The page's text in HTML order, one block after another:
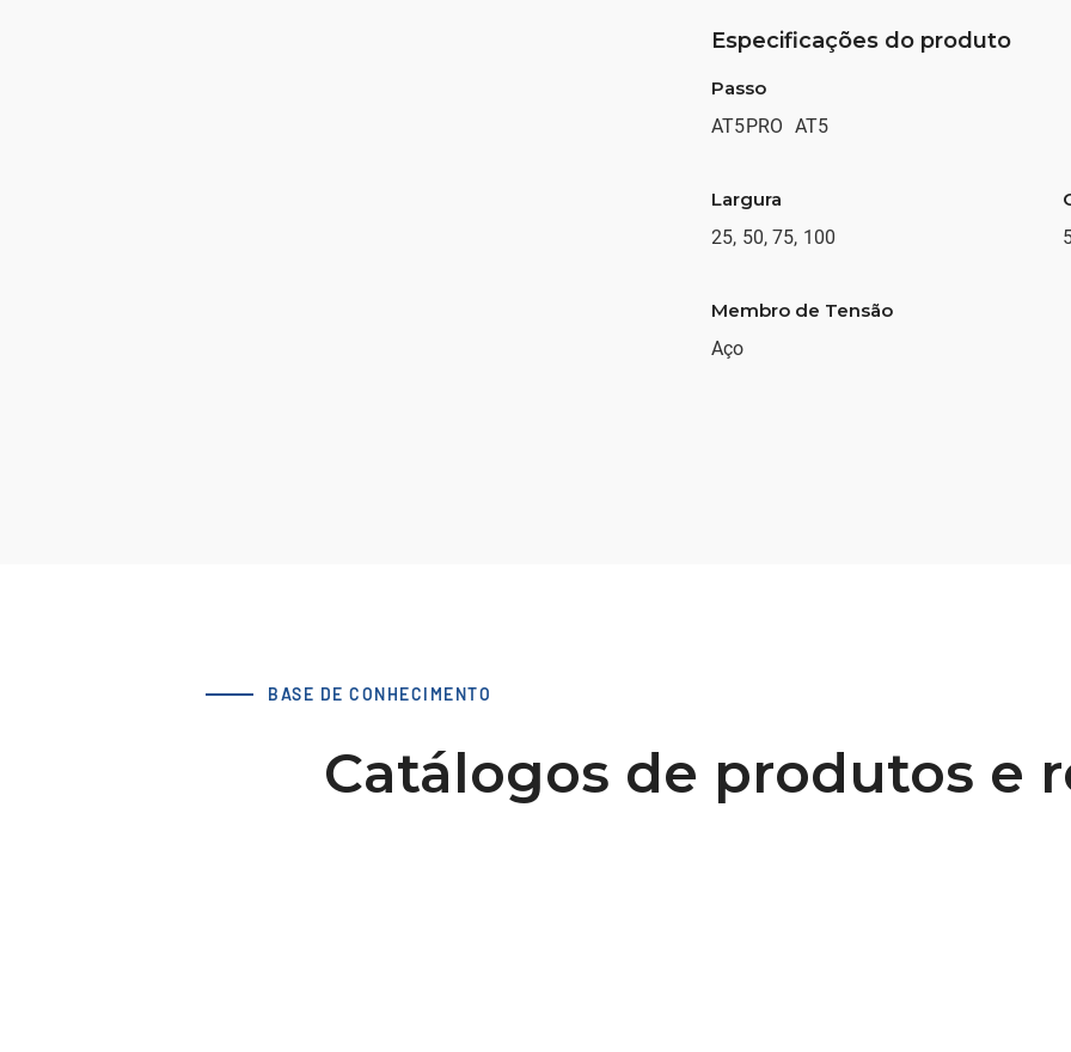
Especificações do produto
Passo
AT5PRO AT5
Largura
25, 50, 75, 100
Membro de Tensão
Aço
BASE DE CONHECIMENTO
Catálogos de produtos e